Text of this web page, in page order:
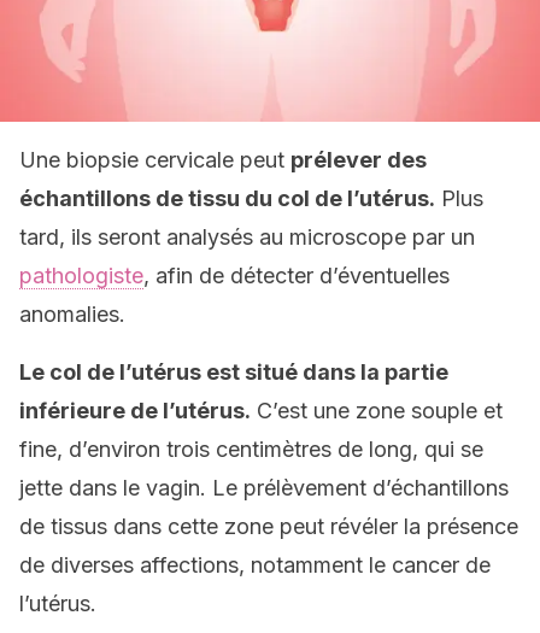
Une biopsie cervicale peut prélever des
échantillons de tissu du col de l’utérus. Plus
tard, ils seront analysés au microscope par un
pathologiste, afin de détecter d’éventuelles
anomalies.
Le col de l’utérus est situé dans la partie
inférieure de l’utérus. C’est une zone souple et
fine, d’environ trois centimètres de long, qui se
jette dans le vagin. Le prélèvement d’échantillons
de tissus dans cette zone peut révéler la présence
de diverses affections, notamment le cancer de
l’utérus.